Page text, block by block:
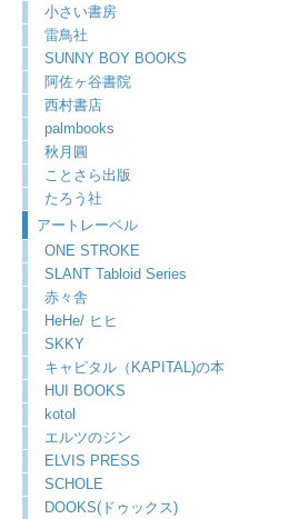
小さい書房
雷鳥社
SUNNY BOY BOOKS
阿佐ヶ谷書院
西村書店
palmbooks
秋月圓
ことさら出版
たろう社
アートレーベル
ONE STROKE
SLANT Tabloid Series
赤々舎
HeHe/ ヒヒ
SKKY
キャピタル（KAPITAL)の本
HUI BOOKS
kotol
エルツのジン
ELVIS PRESS
SCHOLE
DOOKS(ドゥックス)